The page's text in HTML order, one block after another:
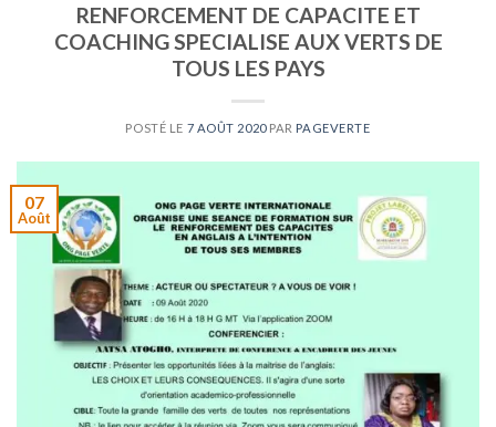
RENFORCEMENT DE CAPACITE ET
COACHING SPECIALISE AUX VERTS DE
TOUS LES PAYS
POSTÉ LE 7 AOÛT 2020PAR PAGEVERTE
07
Août